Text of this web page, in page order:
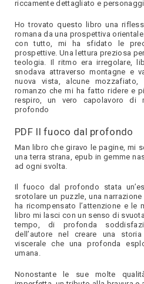
riccamente dettagliato e
Ho trovato questo libro una
romana da una prospettiva
con tutto, mi ha sfidato le
prospettive. Una lettura preziosa
teologia. Il ritmo era irregolare,
snodava attraverso montagne e
nuova vista, alcune
romanzo che mi ha fatto ridere e
respiro, un vero capolavoro di
profondo
PDF Il fuoco dal profondo
Man libro che giravo le pagine, mi
una terra strana, epub in gemme
ad ogni svolta.
Il fuoco dal profondo stata
srotolare un puzzle, una
ha ricompensato l’attenzione e le
libro mi lasci con un senso di
tempo, di profonda
dell’autore nel creare una
viscerale che una profonda
umana.
Nonostante le sue molte